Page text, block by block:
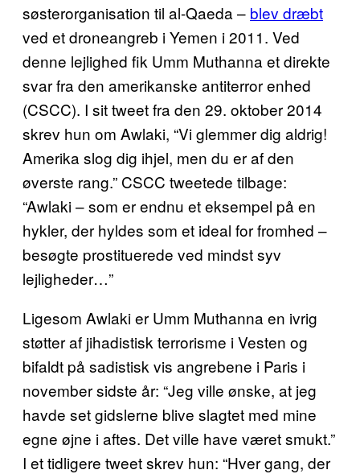
søsterorganisation til al-Qaeda – blev dræbt
ved et droneangreb i Yemen i 2011. Ved
denne lejlighed fik Umm Muthanna et direkte
svar fra den amerikanske antiterror enhed
(CSCC). I sit tweet fra den 29. oktober 2014
skrev hun om Awlaki, “Vi glemmer dig aldrig!
Amerika slog dig ihjel, men du er af den
øverste rang.” CSCC tweetede tilbage:
“Awlaki – som er endnu et eksempel på en
hykler, der hyldes som et ideal for fromhed –
besøgte prostituerede ved mindst syv
lejligheder…”
Ligesom Awlaki er Umm Muthanna en ivrig
støtter af jihadistisk terrorisme i Vesten og
bifaldt på sadistisk vis angrebene i Paris i
november sidste år: “Jeg ville ønske, at jeg
havde set gidslerne blive slagtet med mine
egne øjne i aftes. Det ville have været smukt.”
I et tidligere tweet skrev hun: “Hver gang, der